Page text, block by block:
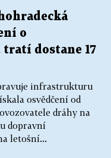
o
tratí dostane 17
infrastrukturu
osvědčení od
dráhy na
dopravní
letošní...